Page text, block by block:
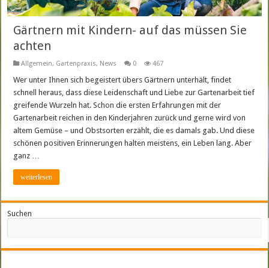
Gärtnern mit Kindern- auf das müssen Sie
achten
Allgemein, Gartenpraxis, News 0 467
Wer unter Ihnen sich begeistert übers Gärtnern unterhält, findet
schnell heraus, dass diese Leidenschaft und Liebe zur Gartenarbeit tief
greifende Wurzeln hat. Schon die ersten Erfahrungen mit der
Gartenarbeit reichen in den Kinderjahren zurück und gerne wird von
altem Gemüse – und Obstsorten erzählt, die es damals gab. Und diese
schönen positiven Erinnerungen halten meistens, ein Leben lang. Aber
ganz …
weiterlesen
Suchen